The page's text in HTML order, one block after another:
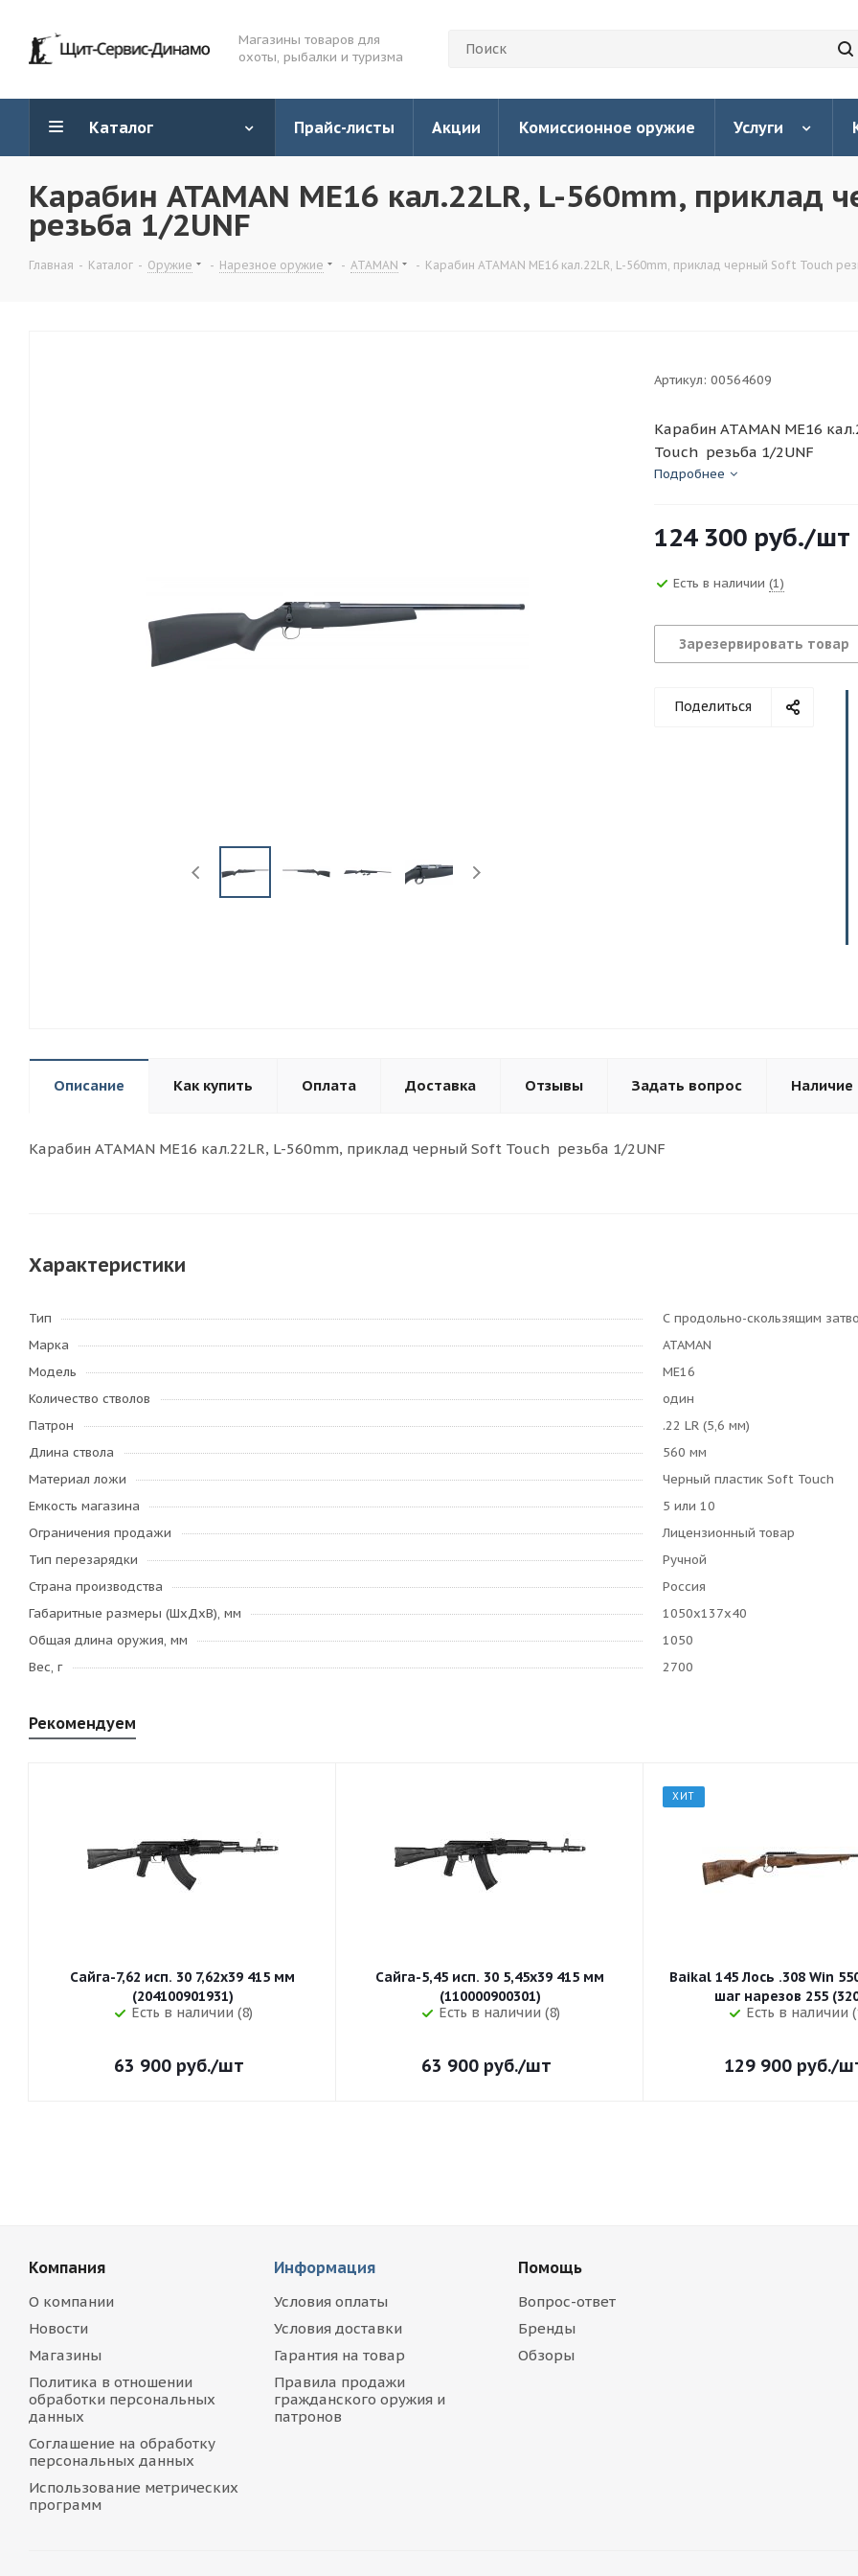
Магазины товаров для
охоты, рыбалки и туризма
Каталог Прайс-листы Акции Комиссионное оружие Услуги
Карабин ATAMAN МЕ16 кал.22LR, L-560mm, приклад
резьба 1/2UNF
Главная - Каталог - Оружие - Нарезное оружие - ATAMAN - Карабин ATAMAN МЕ16 кал.22LR, L-560mm, приклад черный Soft Touch
Артикул: 00564609
Карабин ATAMAN МЕ16
Touch резьба 1/2UNF
Подробнее
124 300 руб./шт
Есть в наличии (1)
Зарезервировать товар
Поделиться
Описание Как купить Оплата Доставка Отзывы Задать вопрос Наличие
Карабин ATAMAN МЕ16 кал.22LR, L-560mm, приклад черный Soft Touch резьба 1/2UNF
Характеристики
Тип
С продольно-скользящим
Марка
ATAMAN
Модель
МЕ16
Количество стволов
один
Патрон
.22 LR (5,6 мм)
Длина ствола
560 мм
Материал ложи
Черный пластик Soft Touch
Емкость магазина
5 или 10
Ограничения продажи
Лицензионный товар
Тип перезарядки
Ручной
Страна производства
Россия
Габаритные размеры (ШхДхВ), мм
1050х137х40
Общая длина оружия, мм
1050
Вес, г
2700
Рекомендуем
Сайга-7,62 исп. 30 7,62x39 415 мм
(204100901931)
Есть в наличии (8)
63 900 руб./шт
Сайга-5,45 исп. 30 5,45x39 415 мм
(110000900301)
Есть в наличии (8)
63 900 руб./шт
ХИТ
Baikal 145 Лось .308 Win
шаг
Есть в наличии
129 900руб./
Компания
О компании
Новости
Магазины
Политика в отношении
обработки персональных
данных
Соглашение на обработку
персональных данных
Использование метрических
программ
Информация
Условия оплаты
Условия доставки
Гарантия на товар
Правила продажи
гражданского оружия и
патронов
Помощь
Вопрос-ответ
Бренды
Обзоры